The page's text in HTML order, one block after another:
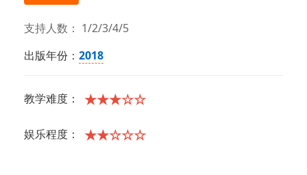
支持人数： 1/2/3/4/5
出版年份： 2018
教学难度： ★★★☆☆
娱乐程度： ★★☆☆☆